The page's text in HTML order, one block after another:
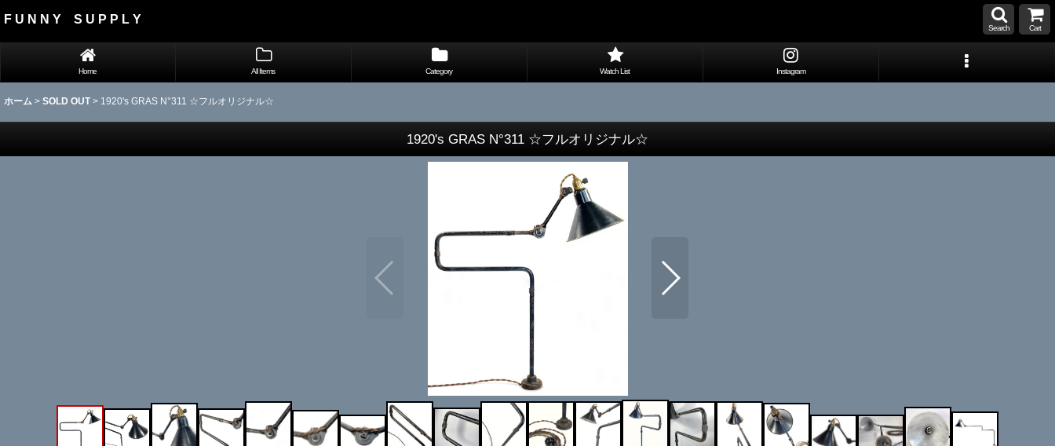
F U N N Y S U P P L Y
Search Cart
Home All Items Category Watch List Instagram
ホーム > SOLD OUT > 1920's GRAS N°311 ☆フルオリジナル☆
1920's GRAS N°311 ☆フルオリジナル☆